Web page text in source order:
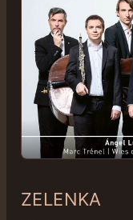
ZELENKA